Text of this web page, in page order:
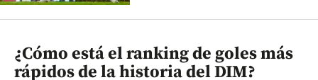
¿Cómo está el ranking de goles más
rápidos de la historia del DIM?